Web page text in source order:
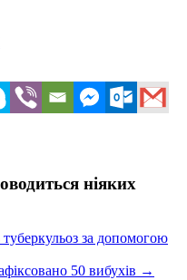
ніяких
за допомогою
50 вибухів →